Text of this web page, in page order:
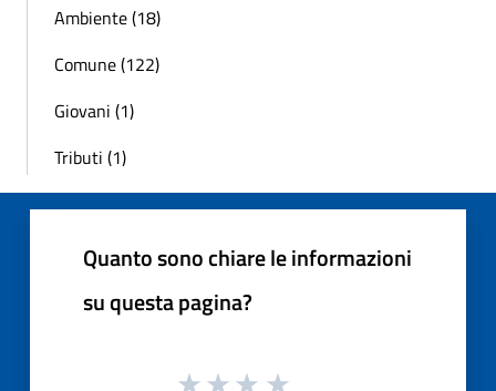
Ambiente (18)
Comune (122)
Giovani (1)
Tributi (1)
Quanto sono chiare le informazioni
su questa pagina?